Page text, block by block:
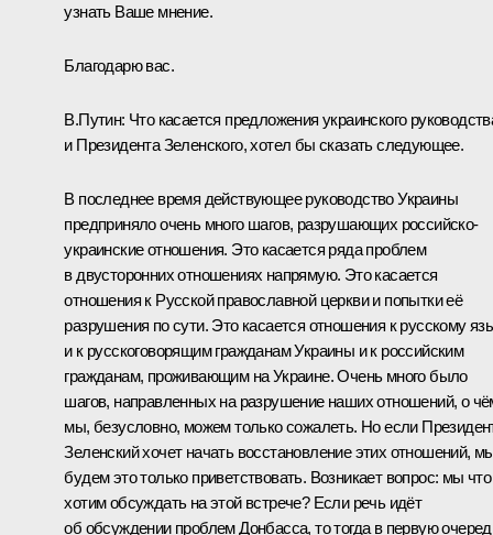
узнать Ваше мнение.
Благодарю вас.
В.Путин: Что касается предложения украинского
и Президента Зеленского, хотел бы сказать следующее.
В последнее время действующее руководство Украины
предприняло очень много шагов, разрушающих российско-
украинские отношения. Это касается ряда проблем
в двусторонних отношениях напрямую. Это касается
отношения к Русской православной церкви и попытки её
разрушения по сути. Это касается отношения к русскому
и к русскоговорящим гражданам Украины и к российским
гражданам, проживающим на Украине. Очень много было
шагов, направленных на разрушение наших отношений, о
мы, безусловно, можем только сожалеть. Но если
Зеленский хочет начать восстановление этих отношений,
будем это только приветствовать. Возникает вопрос: мы что
хотим обсуждать на этой встрече? Если речь идёт
об обсуждении проблем Донбасса, то тогда в первую